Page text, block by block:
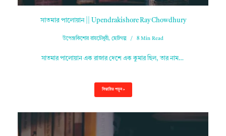
সাতমার পালোয়ান || Upendrakishore Ray Chowdhury
উপেন্দ্রকিশোর রায়চৌধুরী, ছোটগল্প 8 Min Read
সাতমার পালোয়ান এক রাজার দেশে এক কুমার ছিল, তার নাম…
বিস্তারিত পড়ুন »